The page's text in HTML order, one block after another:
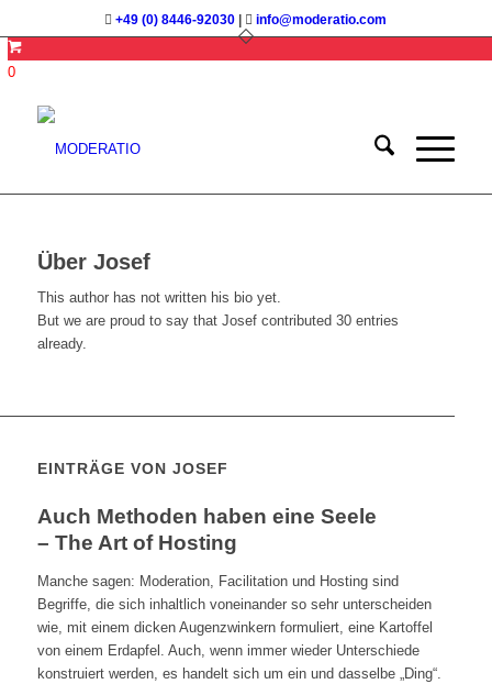
+49 (0) 8446-92030 info@moderatio.com
0
Über Josef
This author has not written his bio yet.
But we are proud to say that Josefcontributed 30 entries
already.
EINTRÄGE VON JOSEF
Auch Methoden haben eine Seele
– The Art of Hosting
Manche sagen: Moderation, Facilitation und Hosting sind
Begriffe, die sich inhaltlich voneinander so sehr unterscheiden
wie, mit einem dicken Augenzwinkern formuliert, eine Kartoffel
von einem Erdapfel. Auch, wenn immer wieder Unterschiede
konstruiert werden, es handelt sich um ein und dasselbe „Ding“.